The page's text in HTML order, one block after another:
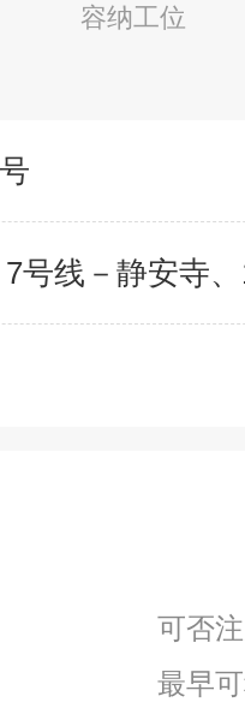
容纳工位
号线－静安寺
可否
最早